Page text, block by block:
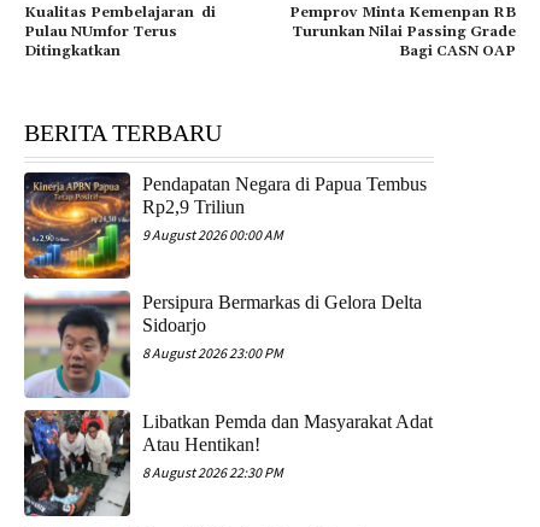
Kualitas Pembelajaran di
Pulau NUmfor Terus
Ditingkatkan
Pemprov Minta Kemenpan RB
Turunkan Nilai Passing Grade
Bagi CASN OAP
BERITA TERBARU
Pendapatan Negara di Papua Tembus
Rp2,9 Triliun
9 August 2026 00:00 AM
Persipura Bermarkas di Gelora Delta
Sidoarjo
8 August 2026 23:00 PM
Libatkan Pemda dan Masyarakat Adat
Atau Hentikan!
8 August 2026 22:30 PM